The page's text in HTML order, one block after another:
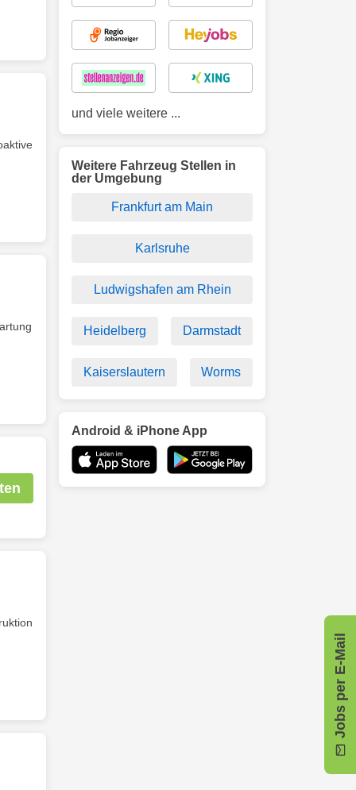
Jobs per E-Mail
und viele weitere ...
Weitere Fahrzeug Stellen in
der Umgebung
Frankfurt am Main
Karlsruhe
Ludwigshafen am Rhein
Heidelberg Darmstadt
Kaiserslautern Worms
Android & iPhone App